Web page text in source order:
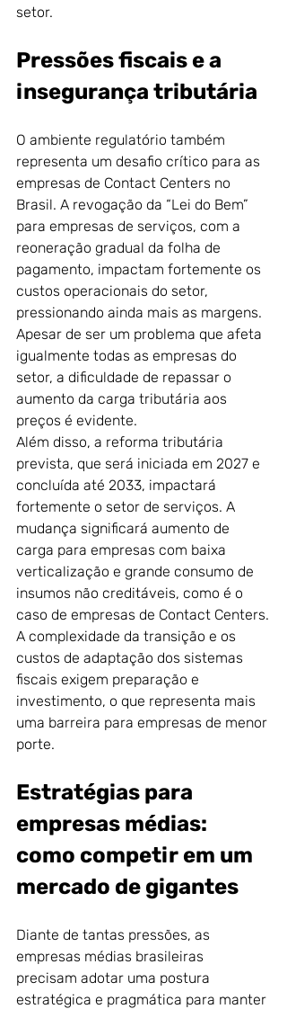
setor.
Pressões fiscais e a
insegurança tributária
O ambiente regulatório também
representa um desafio crítico para as
empresas de Contact Centers no
Brasil. A revogação da “Lei do Bem”
para empresas de serviços, com a
reoneração gradual da folha de
pagamento, impactam fortemente os
custos operacionais do setor,
pressionando ainda mais as margens.
Apesar de ser um problema que afeta
igualmente todas as empresas do
setor, a dificuldade de repassar o
aumento da carga tributária aos
preços é evidente.
Além disso, a reforma tributária
prevista, que será iniciada em 2027 e
concluída até 2033, impactará
fortemente o setor de serviços. A
mudança significará aumento de
carga para empresas com baixa
verticalização e grande consumo de
insumos não creditáveis, como é o
caso de empresas de Contact Centers.
A complexidade da transição e os
custos de adaptação dos sistemas
fiscais exigem preparação e
investimento, o que representa mais
uma barreira para empresas de menor
porte.
Estratégias para
empresas médias:
como competir em um
mercado de gigantes
Diante de tantas pressões, as
empresas médias brasileiras
precisam adotar uma postura
estratégica e pragmática para manter